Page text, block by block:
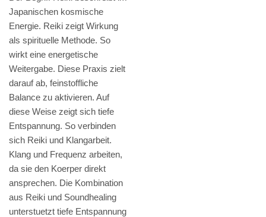
Japanischen kosmische
Energie. Reiki zeigt Wirkung
als spirituelle Methode. So
wirkt eine energetische
Weitergabe. Diese Praxis zielt
darauf ab, feinstoffliche
Balance zu aktivieren. Auf
diese Weise zeigt sich tiefe
Entspannung. So verbinden
sich Reiki und Klangarbeit.
Klang und Frequenz arbeiten,
da sie den Koerper direkt
ansprechen. Die Kombination
aus Reiki und Soundhealing
unterstuetzt tiefe Entspannung